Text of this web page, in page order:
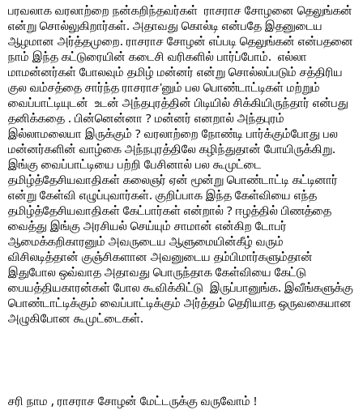
பரவலாக வரலாற்றை நன்கறிந்தவர்கள்  ராசராச சோழனை தெலுங்கன்
என்று சொல்லுகிறார்கள். அதாவது கொல்டி என்பதே இதனுடைய
ஆழமான அர்த்தமுறை. ராசராச சோழன் எப்படி தெலுங்கன் என்பதனை
நாம் இந்த கட்டுரையின் கடைசி வரிகளில் பார்ப்போம்.  எல்லா
மாமன்னர்கள் போலவும் தமிழ் மன்னர் என்று சொல்லப்படும் சத்திரிய
குல வம்சத்தை சார்ந்த ராசராச'னும் பல பொண்டாட்டிகள் மற்றும்
வைப்பாட்டியுடன்  உடன் அந்தபுரத்தின் பிடியில் சிக்கியிருந்தார் என்பது
தனிக்கதை . பின்னென்னா ? மன்னர் எனறால் அந்தபுரம்
இல்லாமலையா இருக்கும் ? வரலாற்றை நோண்டி பார்க்கும்போது பல
மன்னர்களின் வாழ்கை அந்நபுரத்திலே கழிந்துதான் போயிருக்கிறு.
இங்கு வைப்பாட்டியை பற்றி பேசினால் பல கூமுட்டை
தமிழ்த்தேசியவாதிகள் கலைஞர் ஏன் மூன்று பொண்டாட்டி கட்டினார்
என்று கேள்வி எழுப்புவார்கள். குறிப்பாக இந்த கேள்வியை எந்த
தமிழ்த்தேசியவாதிகள் கேட்பார்கள் என்றால் ? ஈழத்தில் பிணத்தை
வைத்து இங்கு அரசியல் செய்யும் சாமான் என்கிற டோபர்
ஆமைக்கறிகாரனும் அவருடைய ஆளுமையின்கீழ் வரும்
விசிலடித்தான் குஞ்சிகளான அவனுடைய தம்பிமார்களும்தான்
இதுபோல ஒவ்வாத அதாவது பொருந்தாக கேள்வியை கேட்டு
பையத்தியகாரன்கள் போல கூவிக்கிட்டு  இருப்பானுங்க. இவீங்களுக்கு
பொண்டாட்டிக்கும் வைப்பாட்டிக்கும் அர்த்தம் தெரியாத ஒருவகையான
அழுகிபோன கூமுட்டைகள்.
சரி நாம , ராசராச சோழன் மேட்டருக்கு வருவோம் !